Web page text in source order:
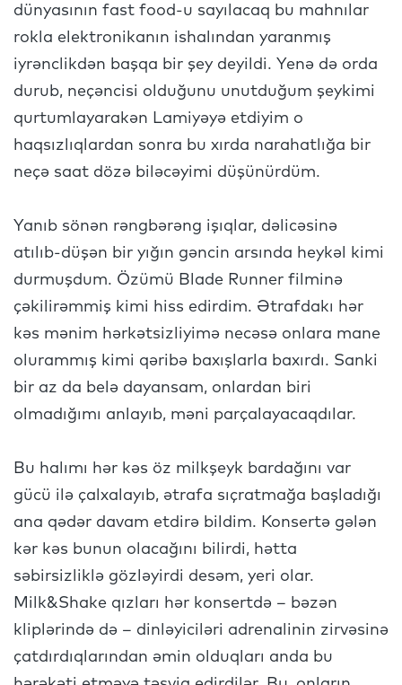
dünyasının fast food-u sayılacaq bu mahnılar
rokla elektronikanın ishalından yaranmış
iyrənclikdən başqa bir şey deyildi. Yenə də orda
durub, neçəncisi olduğunu unutduğum şeykimi
qurtumlayarakən Lamiyəyə etdiyim o
haqsızlıqlardan sonra bu xırda narahatlığa bir
neçə saat dözə biləcəyimi düşünürdüm.
Yanıb sönən rəngbərəng işıqlar, dəlicəsinə
atılıb-düşən bir yığın gəncin arsında heykəl kimi
durmuşdum. Özümü Blade Runner filminə
çəkilirəmmiş kimi hiss edirdim. Ətrafdakı hər
kəs mənim hərkətsizliyimə necəsə onlara mane
olurammış kimi qəribə baxışlarla baxırdı. Sanki
bir az da belə dayansam, onlardan biri
olmadığımı anlayıb, məni parçalayacaqdılar.
Bu halımı hər kəs öz milkşeyk bardağını var
gücü ilə çalxalayıb, ətrafa sıçratmağa başladığı
ana qədər davam etdirə bildim. Konsertə gələn
kər kəs bunun olacağını bilirdi, hətta
səbirsizliklə gözləyirdi desəm, yeri olar.
Milk&Shake qızları hər konsertdə – bəzən
kliplərində də – dinləyiciləri adrenalinin zirvəsinə
çatdırdıqlarından əmin olduqları anda bu